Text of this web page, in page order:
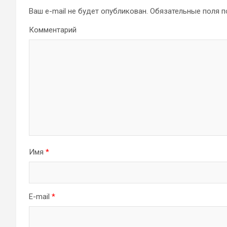
Ваш e-mail не будет опубликован. Обязательные поля
Комментарий
Имя *
E-mail *